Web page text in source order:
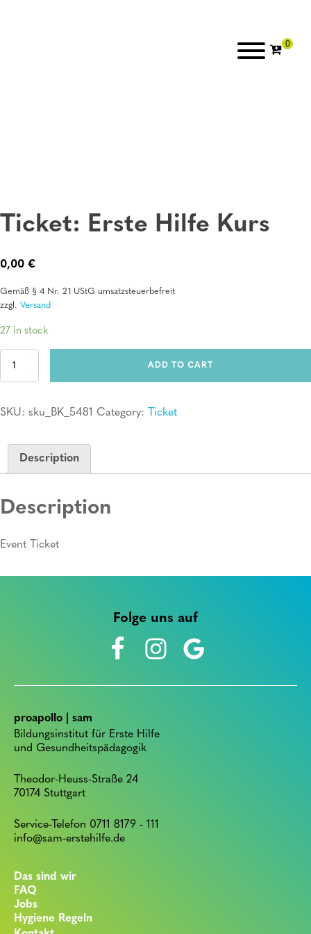
Ticket: Erste Hilfe Kurs
0,00 €
Gemäß § 4 Nr. 21 UStG umsatzsteuerbefreit
zzgl. Versand
27 in stock
Ticket:
quantity
ADD TO CART
SKU: sku_BK_5481 Category: Ticket
Description
Description
Event Ticket
Folge uns auf
proapollo | sam
Bildungsinstitut für Erste Hilfe
und Gesundheitspädagogik
Theodor-Heuss-Straße 24
70174 Stuttgart
Service-Telefon 0711 8179 - 111
info@sam-erstehilfe.de
Das sind wir
FAQ
Jobs
Hygiene Regeln